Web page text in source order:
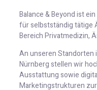
Balance & Beyond ist
für selbstständig tätige
Bereich Privatmedizin,
An unseren Standorten
Nürnberg stellen wir
Ausstattung sowie
Marketingstrukturen